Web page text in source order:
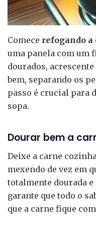
Comece refogando a
uma panela com um
dourados,
bem, separando os
passo é crucial para
sopa.
Dourar bem a
Deixe a carne
mexendo de vez em
totalmente dourada
garante que todo o
que a carne fique